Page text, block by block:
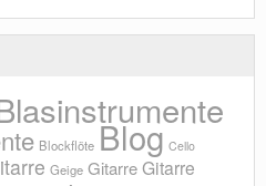
Blockflöte Blog Cello
Geige GitarreGitarre